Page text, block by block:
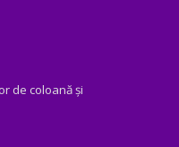
de coloană și